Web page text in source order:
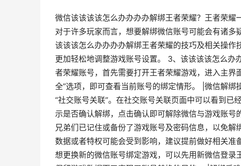
微信该该该该怎么办办办办解绑王者荣耀？王者荣耀
对于许多玩家而言，想要解绑微信账号可能会有诸
该该该怎么办办办办解绑王者荣耀的技巧及相关操
更加轻松地调整游戏账号设置。 3、该该该该怎么
者荣耀账号，首先需要打开王者荣耀游戏，进入主界
全”选项，即可查看当前账号的绑定情形。 |微信解绑
“社交账号关联”。在社交账号关联页面中可以看到已
示是否确认解绑，点击确认即可解除微信与游戏账
兄弟们已记住或备份了游戏账号及密码信息，以免
数据或者特权可能会受到影响，建议提前做好相关
想更换新的微信账号绑定游戏，可以先用新微信登